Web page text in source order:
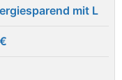
mit L